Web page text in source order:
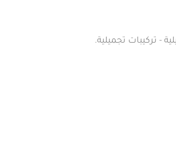
- تركيبات تجميلية.